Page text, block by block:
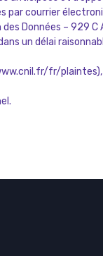
courrier
Données – 929 C
un délai
fr/
.